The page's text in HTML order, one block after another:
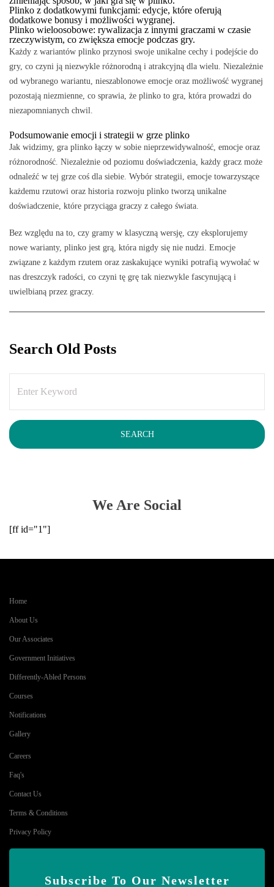
Plinko z dodatkowymi funkcjami: edycje, które oferują
dodatkowe bonusy i możliwości wygranej.
Plinko wieloosobowe: rywalizacja z innymi graczami w czasie
rzeczywistym, co zwiększa emocje podczas gry.
Każdy z wariantów plinko przynosi swoje unikalne cechy i podejście do
gry, co czyni ją niezwykle różnorodną i atrakcyjną dla wielu. Niezależnie
od wybranego wariantu, nieszablonowe emocje oraz możliwość wygranej
pozostają niezmienne, co sprawia, że plinko to gra, która prowadzi do
niezapomnianych chwil.
Podsumowanie emocji i strategii w grze plinko
Jak widzimy, gra plinko łączy w sobie nieprzewidywalność, emocje oraz
różnorodność. Niezależnie od poziomu doświadczenia, każdy gracz może
odnaleźć w tej grze coś dla siebie. Wybór strategii, emocje towarzyszące
każdemu rzutowi oraz historia rozwoju plinko tworzą unikalne
doświadczenie, które przyciąga graczy z całego świata.
Bez względu na to, czy gramy w klasyczną wersję, czy eksplorujemy
nowe warianty, plinko jest grą, która nigdy się nie nudzi. Emocje
związane z każdym rzutem oraz zaskakujące wyniki potrafią wywołać w
nas dreszczyk radości, co czyni tę grę tak niezwykle fascynującą i
uwielbianą przez graczy.
Search Old Posts
We Are Social
[ff id="1"]
Home
About Us
Our Associates
Government Initiatives
Differently-Abled Persons
Courses
Notifications
Gallery
Careers
Faq's
Contact Us
Terms & Conditions
Privacy Policy
Subscribe To Our Newsletter